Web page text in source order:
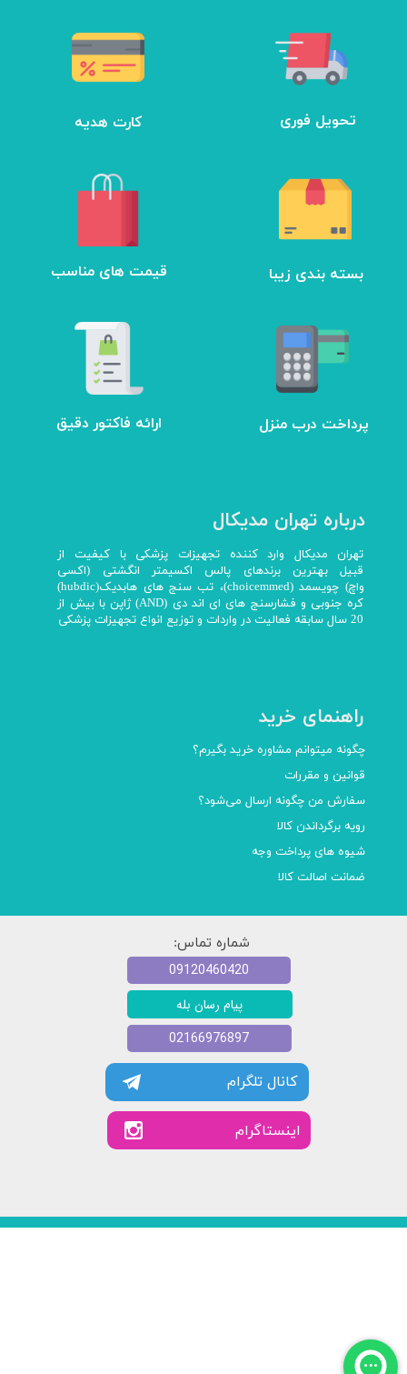
تحویل فوری کارت هدیه
​قیمت های مناسب بسته بندی زیبا
ارائه فاکتور دقیق پرداخت درب منزل
درباره تهران مدیکال
تهران مدیکال وارد کننده تجهیزات پزشکی با کیفیت از
قبیل بهترین برندهای پالس اکسیمتر انگشتی (اکسی
واچ) چویسمد (choicemmed)، تب سنج های هابدیک(hubdic)
کره جنوبی و فشارسنج های ای اند دی (AND) ژاپن با بیش از
20 سال سابقه فعالیت در واردات و توزیع انواع تجهیزات پزشکی
راهنمای خرید
چگونه میتوانم مشاوره خرید بگیرم؟
قوانین و مقررات
سفارش من چگونه ارسال می‌شود؟
رویه برگرداندن کالا
شیوه های پرداخت وجه
ضمانت اصالت کالا
شماره تماس:
کانال تلگرام
​​اینستاگرام
پیام رسان بله
09120460420
02166976897